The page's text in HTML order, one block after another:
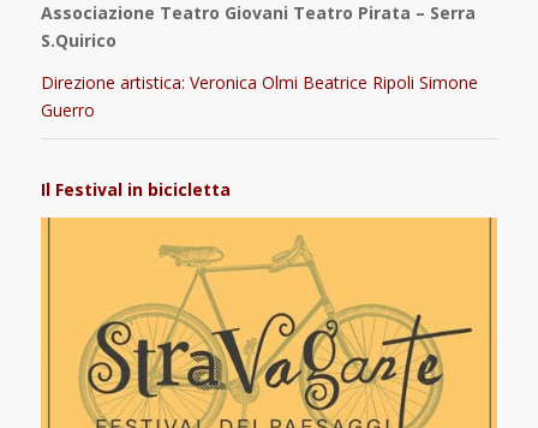
Associazione Teatro Giovani Teatro Pirata – Serra
S.Quirico
Direzione artistica: Veronica Olmi Beatrice Ripoli Simone
Guerro
Il Festival in bicicletta